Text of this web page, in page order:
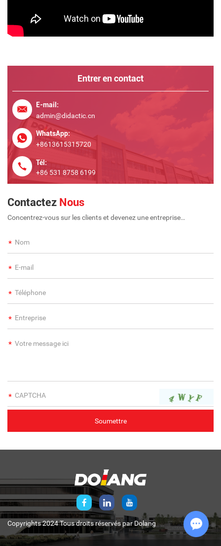
Entrer en contact
E-mail:
admin@didactic.cn
WhatsApp:
+8613615315720
Tél:
+86 531 8758 6199
Contactez Nous
Concentrez-vous sur les clients et devenez une entreprise
Copyrights 2024 Tous droits réservés par Dolang